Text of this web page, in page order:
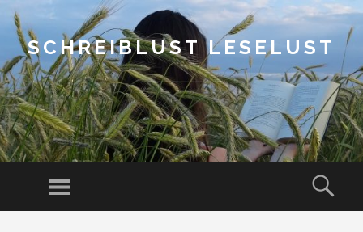
SCHREIBLUST LESELUST
Menu